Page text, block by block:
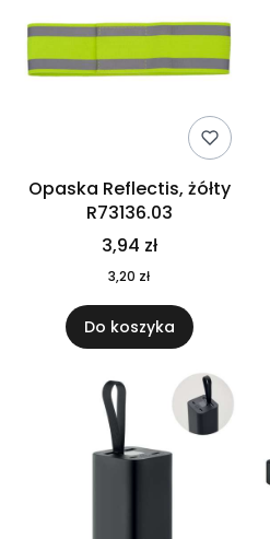
Opaska Reflectis, żółty
R73136.03
3,94 zł
3,20 zł
Do koszyka